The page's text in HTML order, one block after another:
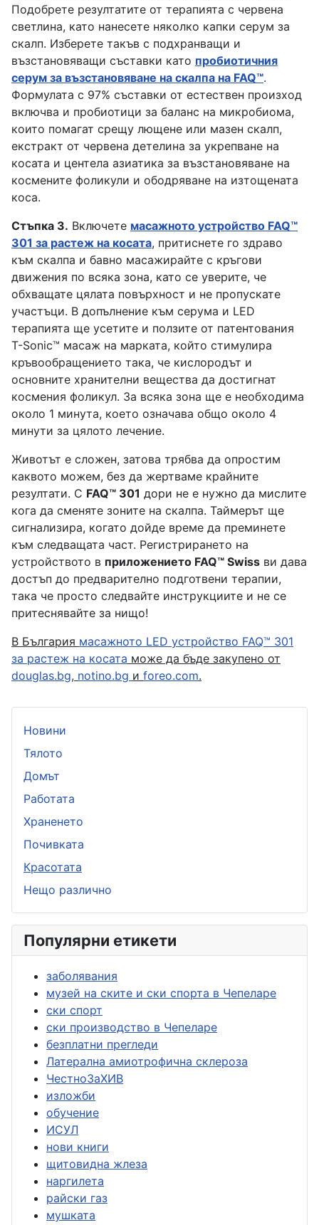
Подобрете резултатите от терапията с червена
светлина, като нанесете няколко капки серум за
скалп. Изберете такъв с подхранващи и
възстановяващи съставки като пробиотичния
серум за възстановяване на скалпа на FAQ™.
Формулата с 97% съставки от естествен произход
включва и пробиотици за баланс на микробиома,
които помагат срещу лющене или мазен скалп,
екстракт от червена детелина за укрепване на
косата и центела азиатика за възстановяване на
космените фоликули и ободряване на изтощената
коса.
Стъпка 3. Включете масажното устройство FAQ™
301 за растеж на косата, притиснете го здраво
към скалпа и бавно масажирайте с кръгови
движения по всяка зона, като се уверите, че
обхващате цялата повърхност и не пропускате
участъци. В допълнение към серума и LED
терапията ще усетите и ползите от патентования
T-Sonic™ масаж на марката, който стимулира
кръвообращението така, че кислородът и
основните хранителни вещества да достигнат
космения фоликул. За всяка зона ще е необходима
около 1 минута, което означава общо около 4
минути за цялото лечение.
Животът е сложен, затова трябва да опростим
каквото можем, без да жертваме крайните
резултати. С FAQ™ 301 дори не е нужно да мислите
кога да сменяте зоните на скалпа. Таймерът ще
сигнализира, когато дойде време да преминете
към следващата част. Регистрирането на
устройството в приложението FAQ™ Swiss ви дава
достъп до предварително подготвени терапии,
така че просто следвайте инструкциите и не се
притеснявайте за нищо!
В България масажното LED устройство FAQ™ 301
за растеж на косата може да бъде закупено от
douglas.bg, notino.bg и foreo.com.
Новини
Тялото
Домът
Работата
Храненето
Почивката
Красотата
Нещо различно
Популярни етикети
заболявания
музей на ските и ски спорта в Чепеларе
ски спорт
ски производство в Чепеларе
безплатни прегледи
Латерална амиотрофична склероза
ЧестноЗаХИВ
изложби
обучение
ИСУЛ
нови книги
щитовидна жлеза
наргилета
райски газ
мушката